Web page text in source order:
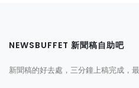
NEWSBUFFET 新聞稿自助吧
新聞稿的好去處，三分鐘上稿完成，